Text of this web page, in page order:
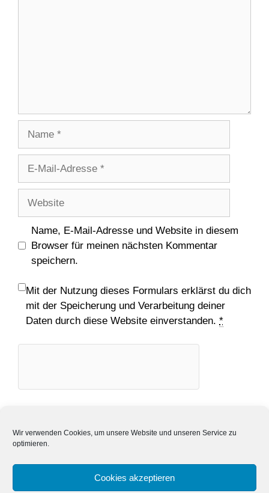
Wir verwenden Cookies, um unsere Website und unseren Service zu
optimieren.
Cookies akzeptieren
Adresse
Name, E-Mail-Adresse und Website in diesem
Browser für meinen nächsten Kommentar
speichern.
Mit der Nutzung dieses Formulars erklärst du dich
mit der Speicherung und Verarbeitung deiner
Daten durch diese Website einverstanden. *